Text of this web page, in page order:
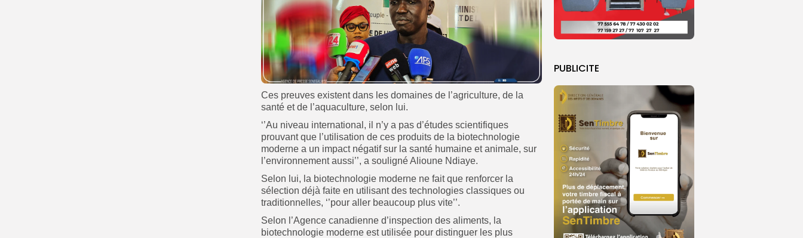
PUBLICITE
Ces preuves existent dans les domaines de l’agriculture, de la
santé et de l’aquaculture, selon lui.
‘’Au niveau international, il n’y a pas d’études scientifiques
prouvant que l’utilisation de ces produits de la biotechnologie
moderne a un impact négatif sur la santé humaine et animale, sur
l’environnement aussi’’, a souligné Alioune Ndiaye.
Selon lui, la biotechnologie moderne ne fait que renforcer la
sélection déjà faite en utilisant des technologies classiques ou
traditionnelles, ‘’pour aller beaucoup plus vite’’.
Selon l’Agence canadienne d’inspection des aliments, la
biotechnologie moderne est utilisée pour distinguer les plus